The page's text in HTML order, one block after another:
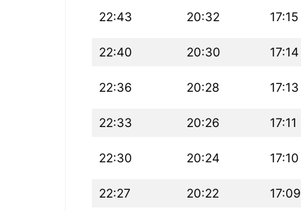
17:15
20:32
22:43
17:14
20:30
22:40
17:13
20:28
22:36
17:11
20:26
22:33
17:10
20:24
22:30
17:09
20:22
22:27